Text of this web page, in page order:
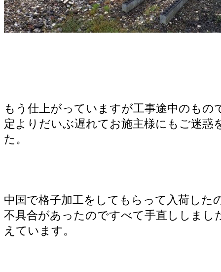
もう仕上がっていますが工事途中のもの
定よりだいぶ遅れてお施主様にもご迷惑
た。
中国で格子加工をしてもらって入荷した
不具合があったのですべて手直ししまし
えています。